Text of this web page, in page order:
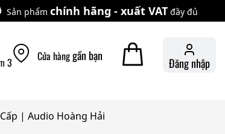
Sản phẩm chính hãng - xuất VAT đầy đủ
3
Cửa hànggần bạn Đăng nhập
| Audio Hoàng Hải